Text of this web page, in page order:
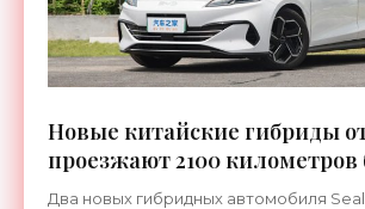
Новые китайские гибриды
проезжают 2100 километров
дозаправки -
Два новых гибридных автомобиля